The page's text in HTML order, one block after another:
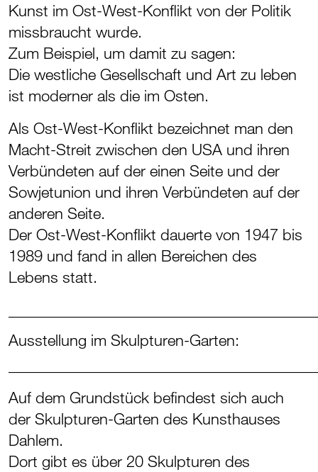
Kunst im Ost-West-Konflikt von der Politik
missbraucht wurde.
Zum Beispiel, um damit zu sagen:
Die westliche Gesellschaft und Art zu leben
ist moderner als die im Osten.
Als Ost-West-Konflikt bezeichnet man den
Macht-Streit zwischen den USA und ihren
Verbündeten auf der einen Seite und der
Sowjetunion und ihren Verbündeten auf der
anderen Seite.
Der Ost-West-Konflikt dauerte von 1947 bis
1989 und fand in allen Bereichen des
Lebens statt.
Ausstellung im Skulpturen-Garten:
Auf dem Grundstück befindest sich auch
der Skulpturen-Garten des Kunsthauses
Dahlem.
Dort gibt es über 20 Skulpturen des